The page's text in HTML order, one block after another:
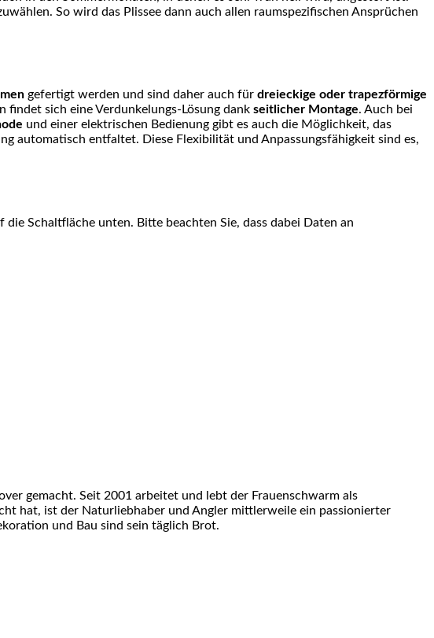
So wird das Plissee dann auch allen raumspezifischen Ansprüchen
gefertigt werden und sind daher auch für dreieckige oder trapezförmige
findet sich eine Verdunkelungs-Lösung dank seitlicher Montage. Auch bei
und einer elektrischen Bedienung gibt es auch die Möglichkeit, das
automatisch entfaltet. Diese Flexibilität und Anpassungsfähigkeit sind es,
Schaltfläche unten. Bitte beachten Sie, dass dabei Daten an
gemacht. Seit 2001 arbeitet und lebt der Frauenschwarm als
hat, ist der Naturliebhaber und Angler mittlerweile ein passionierter
und Bau sind sein täglich Brot.